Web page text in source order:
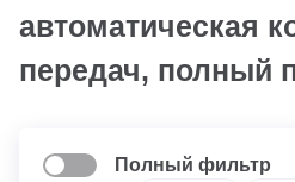
автоматическая
передач, полный
Полный фильтр